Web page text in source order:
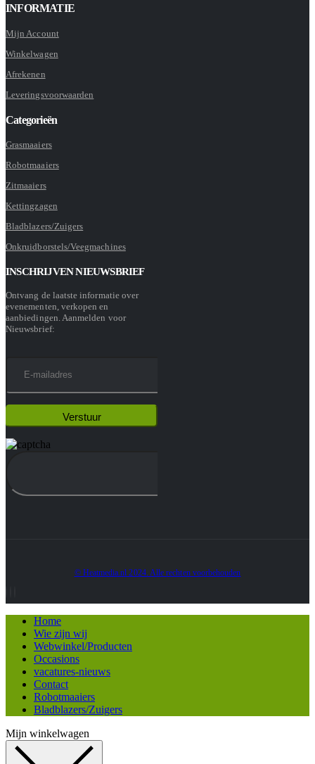
INFORMATIE
Mijn Account
Winkelwagen
Afrekenen
Leveringsvoorwaarden
Categorieën
Grasmaaiers
Robotmaaiers
Zitmaaiers
Kettingzagen
Bladblazers/Zuigers
Onkruidborstels/Veegmachines
INSCHRIJVEN NIEUWSBRIEF
Ontvang de laatste informatie over
evenementen, verkopen en
aanbiedingen. Aanmelden voor
Nieuwsbrief:
© Heatmedia.nl 2024. Alle rechten voorbehouden
Home
Wie zijn wij
Webwinkel/Producten
Occasions
vacatures-nieuws
Contact
Robotmaaiers
Bladblazers/Zuigers
Mijn winkelwagen